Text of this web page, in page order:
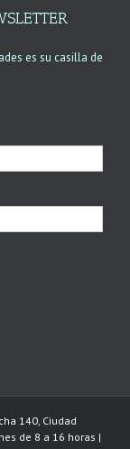
es su casilla de
140, Ciudad
de 8 a 16 horas |